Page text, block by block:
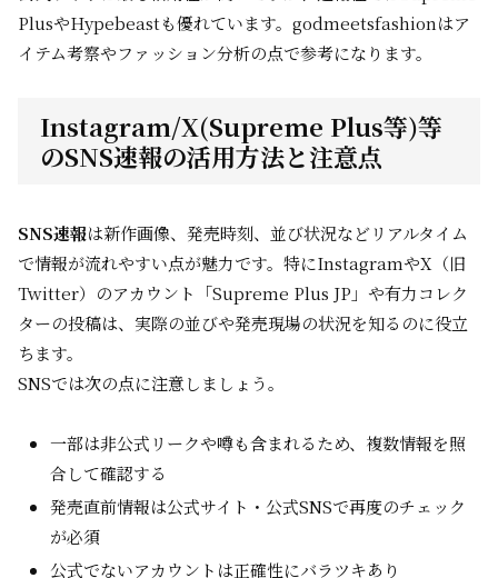
PlusやHypebeastも優れています。godmeetsfashionはア
イテム考察やファッション分析の点で参考になります。
Instagram/X(Supreme Plus等)等
のSNS速報の活用方法と注意点
SNS速報は新作画像、発売時刻、並び状況などリアルタイム
で情報が流れやすい点が魅力です。特にInstagramやX（旧
Twitter）のアカウント「Supreme Plus JP」や有力コレク
ターの投稿は、実際の並びや発売現場の状況を知るのに役立
ちます。
SNSでは次の点に注意しましょう。
一部は非公式リークや噂も含まれるため、複数情報を照
合して確認する
発売直前情報は公式サイト・公式SNSで再度のチェック
が必須
公式でないアカウントは正確性にバラツキあり